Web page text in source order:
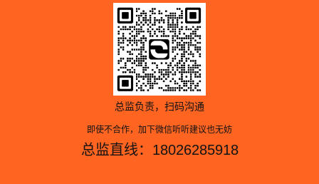
总监负责，扫码沟通
即使不合作，加下微信听听建议也无妨
总监直线：18026285918